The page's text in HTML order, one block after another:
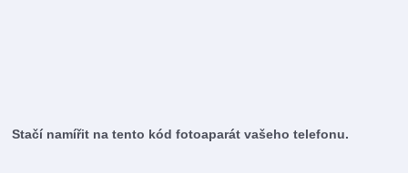
Stačí namířit na tento kód fotoaparát vašeho telefonu.